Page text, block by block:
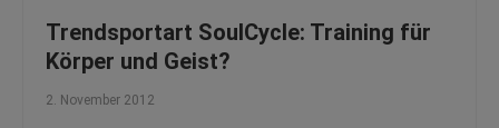
Trendsportart SoulCycle: Training für
Körper und Geist?
2. November 2012